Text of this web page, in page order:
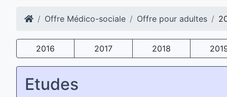
Offre Médico-sociale Offre pour adultes
2016 2017 2018
Etudes